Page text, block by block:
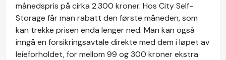
månedspris på cirka 2.300 kroner. Hos City Self-
Storage får man rabatt den første måneden, som
kan trekke prisen enda lenger ned. Man kan også
inngå en forsikringsavtale direkte med dem i løpet av
leieforholdet, for mellom 99 og 300 kroner ekstra